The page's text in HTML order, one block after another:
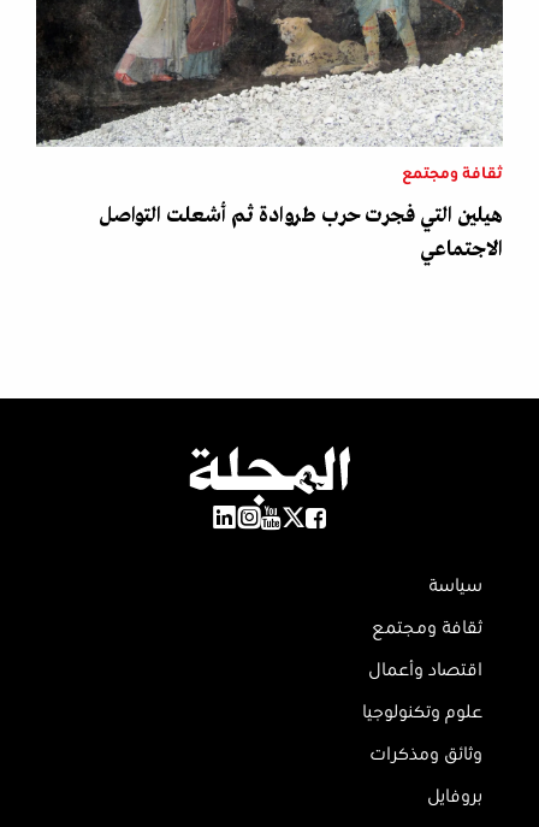
ثقافة ومجتمع
هيلين التي فجرت حرب طروادة ثم أشعلت التواصل
الاجتماعي
سياسة
ثقافة ومجتمع
اقتصاد وأعمال
علوم وتكنولوجيا
وثائق ومذكرات
بروفايل